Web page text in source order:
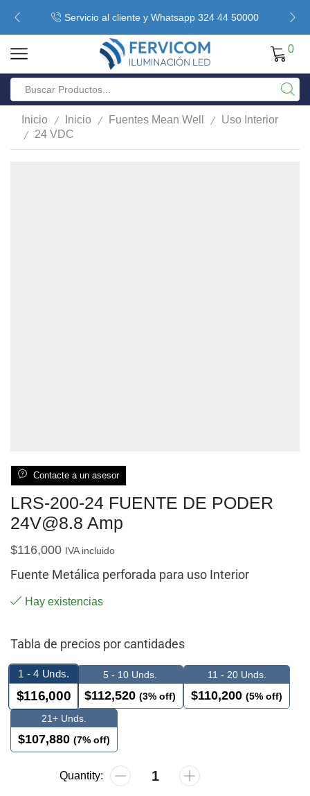
Servicio al cliente y Whatsapp 324 44 50000
0
Inicio / Inicio / Fuentes Mean Well / Uso Interior
/ 24 VDC
Contacte a un asesor
LRS-200-24 FUENTE DE PODER
24V@8.8 Amp
$116,000 IVA incluido
Fuente Metálica perforada para uso Interior
Hay existencias
Tabla de precios por cantidades
1 - 4 Unds.
$116,000
5 - 10 Unds.
$112,520 (3% off)
11 - 20 Unds.
$110,200 (5% off)
21+ Unds.
$107,880 (7% off)